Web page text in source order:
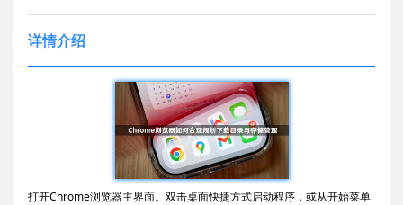
详情介绍
打开Chrome浏览器主界面。双击桌面快捷方式启动程序，或从开始菜单